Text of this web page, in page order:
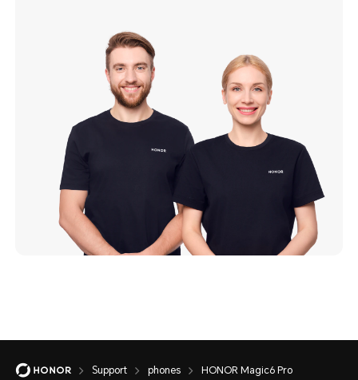
Support phones HONOR Magic6 Pro